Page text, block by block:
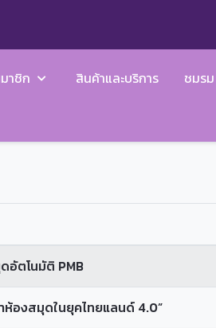
าชิก สินค้าและบริการ ชมรม
อัตโนมัติ PMB
ห้องสมุดในยุคไทยแลนด์ 4.0”